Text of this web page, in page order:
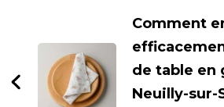
Comment
de table en
Neuilly-sur-